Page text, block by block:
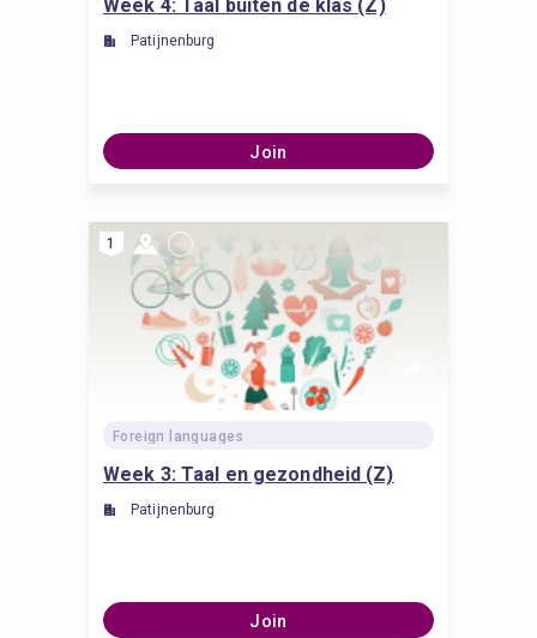
Week 4: Taal buiten de klas (Z)
Patijnenburg
Join
1
Foreign languages
Week 3: Taal en gezondheid (Z)
Patijnenburg
Join